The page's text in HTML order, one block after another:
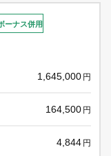
ーナス併用
1,645,000 円
164,500 円
4,844 円